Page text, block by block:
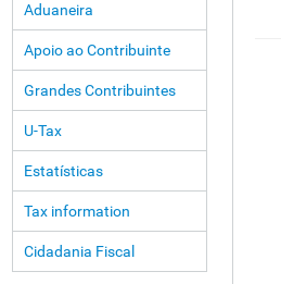
Aduaneira
Apoio ao Contribuinte
Grandes Contribuintes
U-Tax
Estatísticas
Tax information
Cidadania Fiscal